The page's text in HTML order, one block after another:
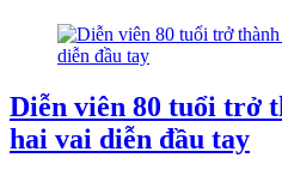
Diễn viên 80 tuổi trở
hai vai diễn đầu tay